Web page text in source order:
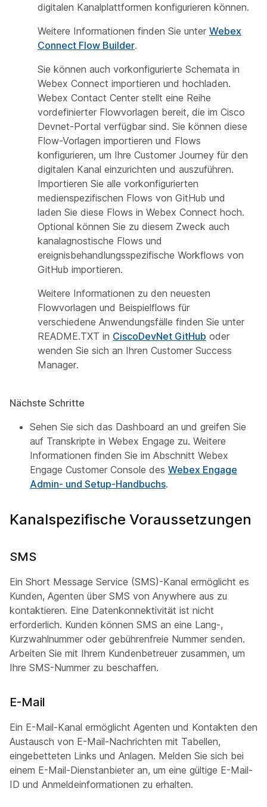
digitalen Kanalplattformen konfigurieren können.
Weitere Informationen finden Sie unter Webex
Connect Flow Builder.
Sie können auch vorkonfigurierte Schemata in
Webex Connect importieren und hochladen.
Webex Contact Center stellt eine Reihe
vordefinierter Flowvorlagen bereit, die im Cisco
Devnet-Portal verfügbar sind. Sie können diese
Flow-Vorlagen importieren und Flows
konfigurieren, um Ihre Customer Journey für den
digitalen Kanal einzurichten und auszuführen.
Importieren Sie alle vorkonfigurierten
medienspezifischen Flows von GitHub und
laden Sie diese Flows in Webex Connect hoch.
Optional können Sie zu diesem Zweck auch
kanalagnostische Flows und
ereignisbehandlungsspezifische Workflows von
GitHub importieren.
Weitere Informationen zu den neuesten
Flowvorlagen und Beispielflows für
verschiedene Anwendungsfälle finden Sie unter
README.TXT in CiscoDevNet GitHub oder
wenden Sie sich an Ihren Customer Success
Manager.
Nächste Schritte
Sehen Sie sich das Dashboard an und greifen Sie
auf Transkripte in Webex Engage zu. Weitere
Informationen finden Sie im Abschnitt Webex
Engage Customer Console des Webex Engage
Admin- und Setup-Handbuchs.
Kanalspezifische Voraussetzungen
SMS
Ein Short Message Service (SMS)-Kanal ermöglicht es
Kunden, Agenten über SMS von Anywhere aus zu
kontaktieren. Eine Datenkonnektivität ist nicht
erforderlich. Kunden können SMS an eine Lang-,
Kurzwahlnummer oder gebührenfreie Nummer senden.
Arbeiten Sie mit Ihrem Kundenbetreuer zusammen, um
Ihre SMS-Nummer zu beschaffen.
E-Mail
Ein E-Mail-Kanal ermöglicht Agenten und Kontakten den
Austausch von E-Mail-Nachrichten mit Tabellen,
eingebetteten Links und Anlagen. Melden Sie sich bei
einem E-Mail-Dienstanbieter an, um eine gültige E-Mail-
ID und Anmeldeinformationen zu erhalten.